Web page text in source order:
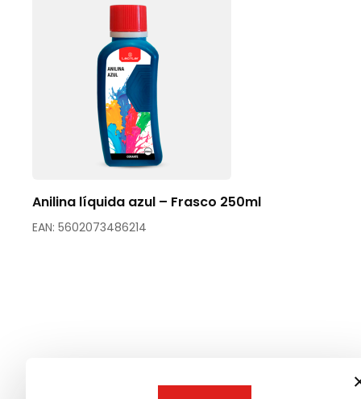
Anilina líquida azul – Frasco 250ml
EAN: 5602073486214